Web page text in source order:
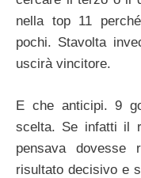
nella top 11
pochi. Stavolta
uscirà vincitore.
E che anticipi. 9
scelta. Se infatti il
pensava
risultato decisivo e